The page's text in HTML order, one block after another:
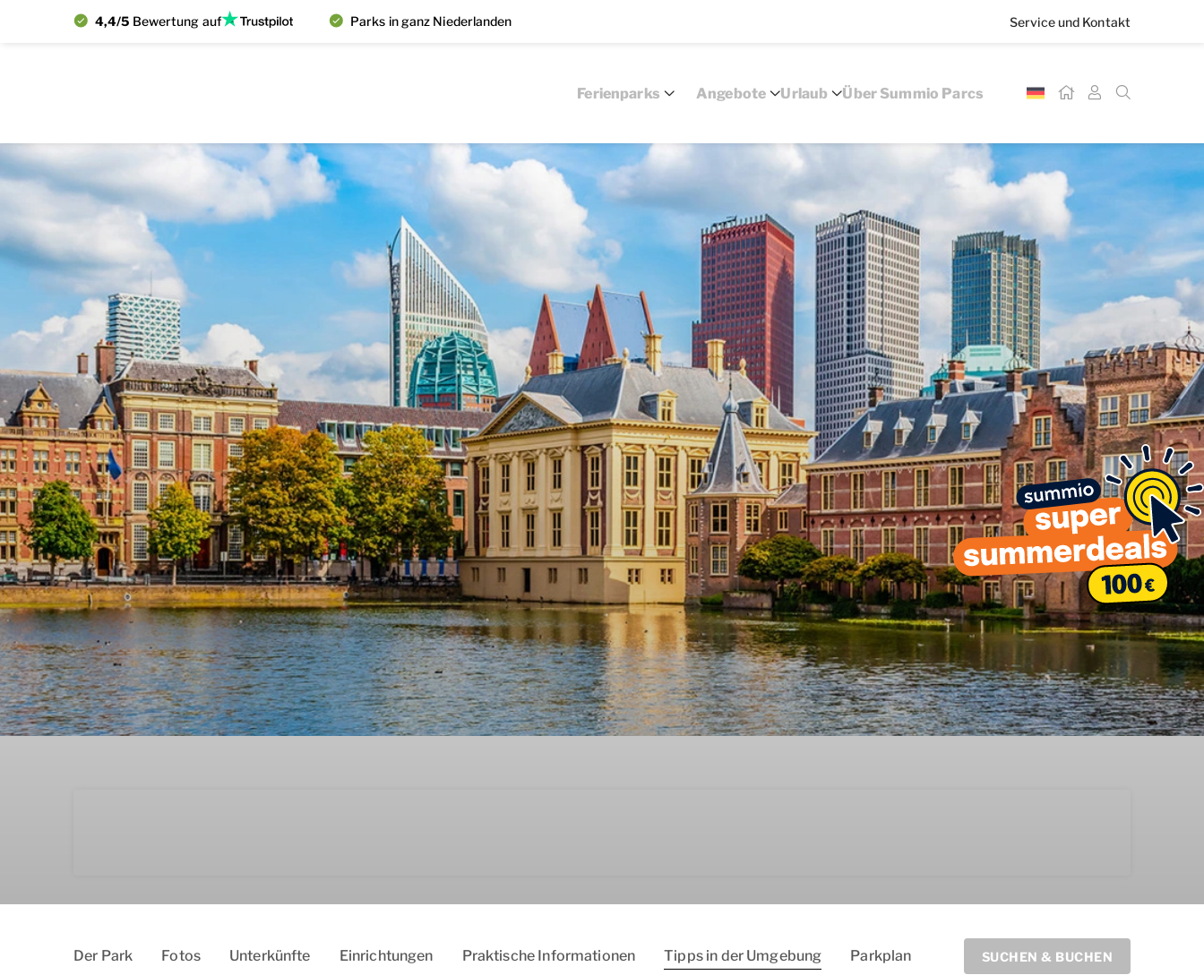
4,4/5 Bewertung auf Parks in ganz Niederlanden Service und Kontakt
Ferienparks Angebote Urlaub Über Summio Parcs
Der Park Fotos Un­­te­r­k­ün­­fte Einrichtungen Pra­kti­sch­e I­nfo­rma­tio­nen Tip­ps ­in ­der­ Um­geb­ung Parkplan SUCHEN & BUCHEN